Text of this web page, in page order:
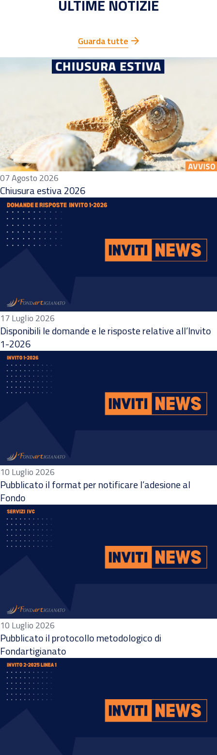
ULTIME NOTIZIE
Guarda tutte
07 Agosto 2026
Chiusura estiva 2026
17 Luglio 2026
Disponibili le domande e le risposte relative all’Invito
1-2026
10 Luglio 2026
Pubblicato il format per notificare l’adesione al
Fondo
10 Luglio 2026
Pubblicato il protocollo metodologico di
Fondartigianato